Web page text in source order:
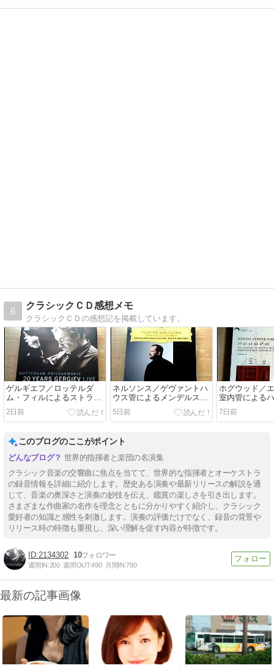
6
クラシックＣＤ感想メモ
クラシックＣＤの感想記を掲載しています。
ゲルギエフ／ロッテルダ
ム・フィルによるストラヴ
ィンスキー「春の祭典」
2日前
ネルソンス／ゲヴァントハ
ウス管によるメンデルスゾ
ーンの交響曲「イタリア」
と「宗教改革」
5日前
ホグウッド／
室内管による
曲第４４番「
7日前
このブログのここがポイント
世界的指揮者と楽団の名演集
クラシック音楽の交響曲に焦点を当てて、世界的な指揮者とオーケストラ
の録音情報を詳細に紹介します。歴史ある演奏や最新リリースの解説を通
じて、音楽の奥深さと演奏の妙技を伝え、鑑賞の楽しさを引き出します。
さまざまな作曲家の名作を理念とともに分かりやすく紹介し、クラシック
愛好者の知識と感性を刺激します。演奏の評価だけでなく、録音の背景や
リリース時の特徴も重視し、深い理解を促す内容が特徴です。
2134302 10
週間IN:200 週間OUT:490 月間IN:780
最新の記事画像